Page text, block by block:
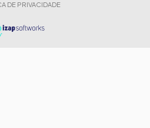
DE PRIVACIDADE